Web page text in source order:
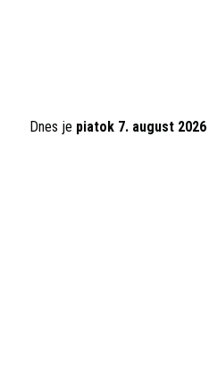
Dnes je piatok 7. august 2026